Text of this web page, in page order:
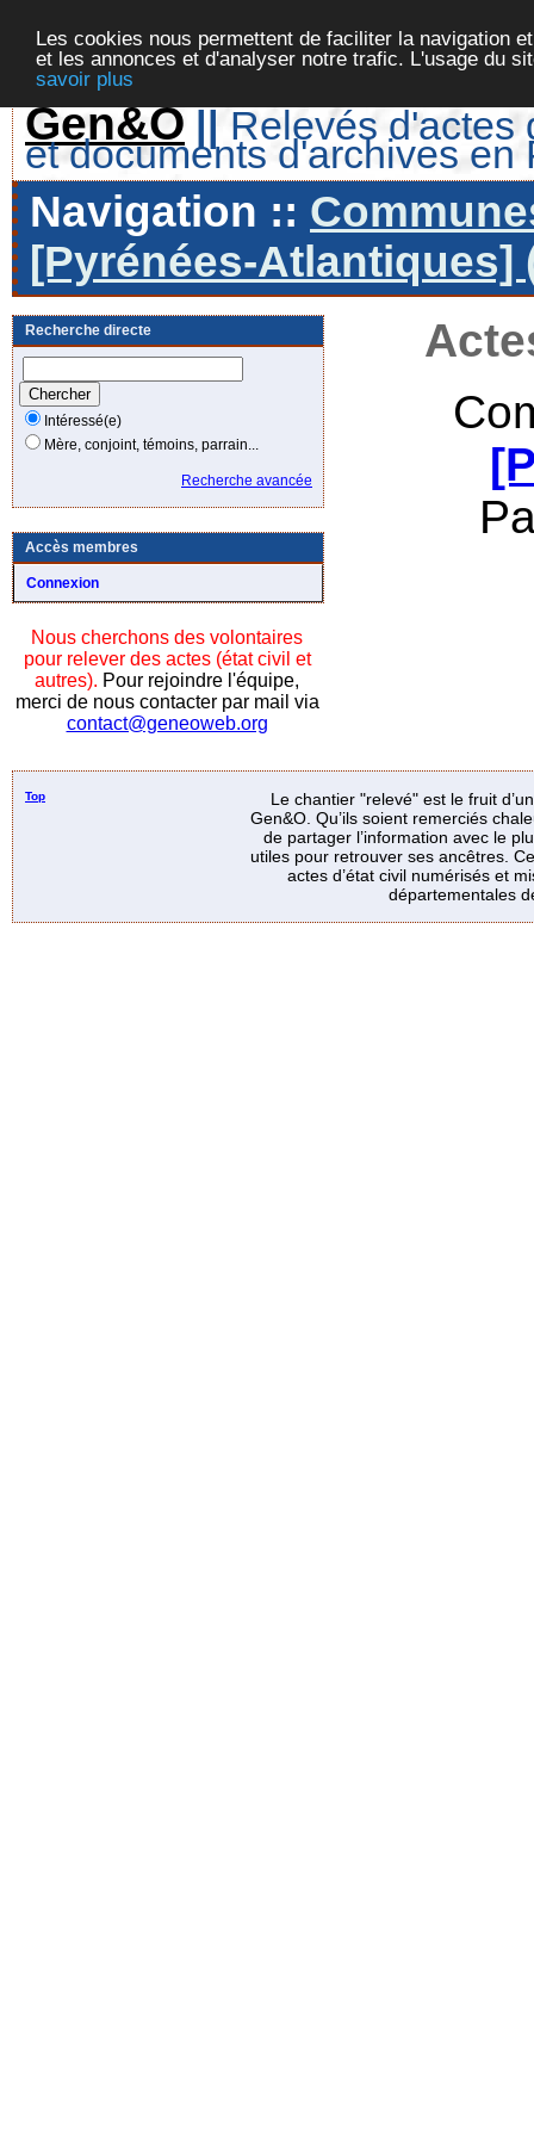
Les cookies nous permettent de faciliter la navigation
et les annonces et d'analyser notre trafic. L'usage du
savoir plus
Gen&O || Relevés d'actes
et documents d'archives en
Navigation ::
[Pyrénées-Atlantiques]
Recherche directe
Intéressé(e)
Mère, conjoint, témoins, parrain...
Recherche avancée
Accès membres
Connexion
Nous cherchons des volontaires
pour relever des actes (état civil et
autres). Pour rejoindre l'équipe,
merci de nous contacter par mail via
contact@geneoweb.org
Top
Le chantier "relevé" est le fruit
Gen&O. Qu’ils soient remerciés
de partager l’information avec le
utiles pour retrouver ses ancêtres.
actes d’état civil numérisés et
départementales